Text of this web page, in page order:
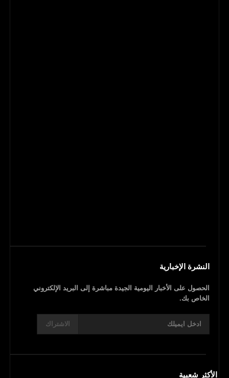
النشرة الإخبارية
الحصول على الأخبار اليومية الجيدة مباشرة إلى البريد الإلكتروني
الخاص بك.
الاشتراك
الأكثر شعبية